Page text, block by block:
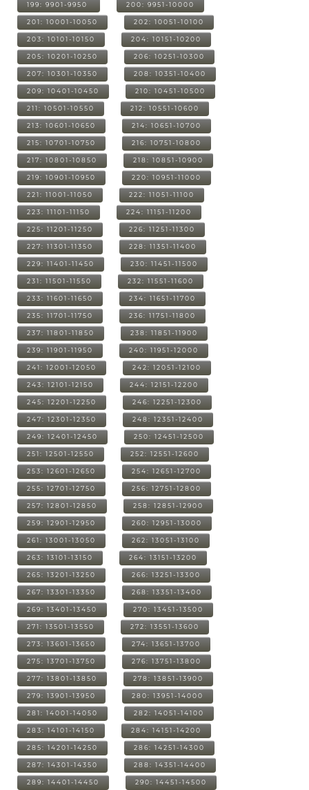
199: 9901-9950 200: 9951-10000
201: 10001-10050 202: 10051-10100
203: 10101-10150 204: 10151-10200
205: 10201-10250 206: 10251-10300
207: 10301-10350 208: 10351-10400
209: 10401-10450 210: 10451-10500
211: 10501-10550 212: 10551-10600
213: 10601-10650 214: 10651-10700
215: 10701-10750 216: 10751-10800
217: 10801-10850 218: 10851-10900
219: 10901-10950 220: 10951-11000
221: 11001-11050 222: 11051-11100
223: 11101-11150 224: 11151-11200
225: 11201-11250 226: 11251-11300
227: 11301-11350 228: 11351-11400
229: 11401-11450 230: 11451-11500
231: 11501-11550 232: 11551-11600
233: 11601-11650 234: 11651-11700
235: 11701-11750 236: 11751-11800
237: 11801-11850 238: 11851-11900
239: 11901-11950 240: 11951-12000
241: 12001-12050 242: 12051-12100
243: 12101-12150 244: 12151-12200
245: 12201-12250 246: 12251-12300
247: 12301-12350 248: 12351-12400
249: 12401-12450 250: 12451-12500
251: 12501-12550 252: 12551-12600
253: 12601-12650 254: 12651-12700
255: 12701-12750 256: 12751-12800
257: 12801-12850 258: 12851-12900
259: 12901-12950 260: 12951-13000
261: 13001-13050 262: 13051-13100
263: 13101-13150 264: 13151-13200
265: 13201-13250 266: 13251-13300
267: 13301-13350 268: 13351-13400
269: 13401-13450 270: 13451-13500
271: 13501-13550 272: 13551-13600
273: 13601-13650 274: 13651-13700
275: 13701-13750 276: 13751-13800
277: 13801-13850 278: 13851-13900
279: 13901-13950 280: 13951-14000
281: 14001-14050 282: 14051-14100
283: 14101-14150 284: 14151-14200
285: 14201-14250 286: 14251-14300
287: 14301-14350 288: 14351-14400
289: 14401-14450 290: 14451-14500